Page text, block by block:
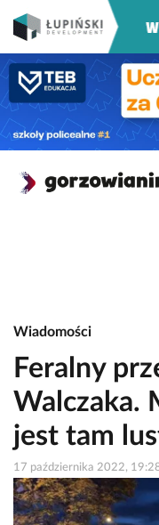
Wiadomości
Feralny
Walczaka.
jest tam
17 października 2022,